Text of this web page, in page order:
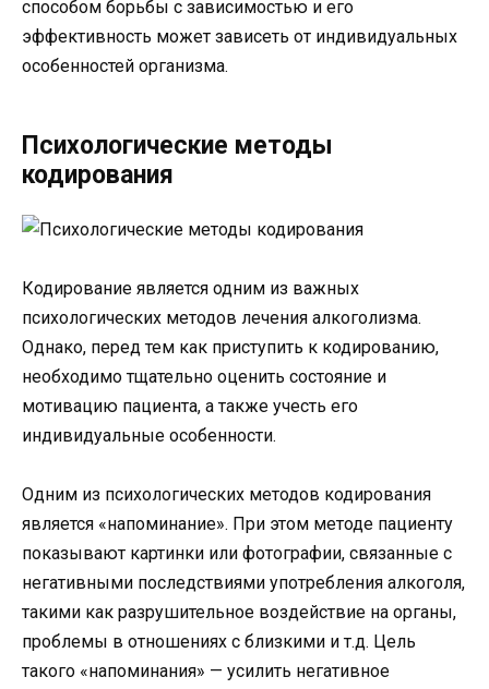
способом борьбы с зависимостью и его
эффективность может зависеть от индивидуальных
особенностей организма.
Психологические методы
кодирования
Кодирование является одним из важных
психологических методов лечения алкоголизма.
Однако, перед тем как приступить к кодированию,
необходимо тщательно оценить состояние и
мотивацию пациента, а также учесть его
индивидуальные особенности.
Одним из психологических методов кодирования
является «напоминание». При этом методе пациенту
показывают картинки или фотографии, связанные с
негативными последствиями употребления алкоголя,
такими как разрушительное воздействие на органы,
проблемы в отношениях с близкими и т.д. Цель
такого «напоминания» — усилить негативное